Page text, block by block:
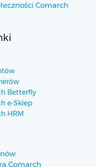
Comarch
Betterfly
e-Sklep
HRM
Comarch